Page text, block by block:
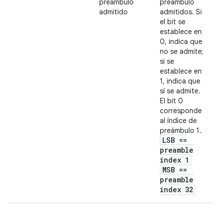
preámbulo
admitido
preámbulo
admitidos. Si
el bit se
establece en
0, indica que
no se admite;
si se
establece en
1, indica que
sí se admite.
El bit 0
corresponde
al índice de
preámbulo 1.
LSB ==
preamble
index 1
MSB ==
preamble
index 32